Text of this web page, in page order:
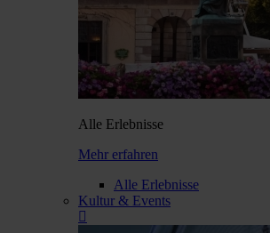
Alle Erlebnisse
Mehr erfahren
Alle Erlebnisse
Kultur & Events